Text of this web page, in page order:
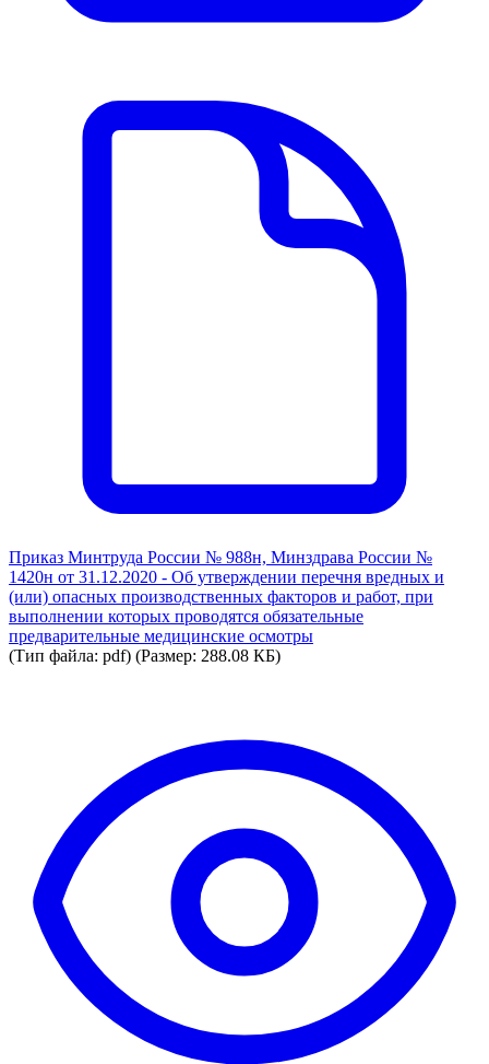
Приказ Минтруда России № 988н, Минздрава России №
1420н от 31.12.2020 - Об утверждении перечня вредных и
(или) опасных производственных факторов и работ, при
выполнении которых проводятся обязательные
предварительные медицинские осмотры
(Тип файла: pdf) (Размер: 288.08 КБ)